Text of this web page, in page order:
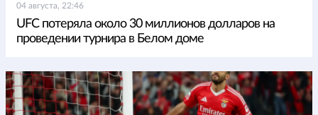
04 августа, 22:46
UFC потеряла около 30 миллионов долларов на
проведении турнира в Белом доме